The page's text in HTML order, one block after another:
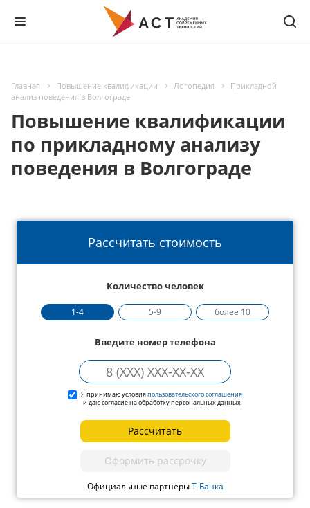
Главная Повышение квалификации Логопедия
Прикладной
анализ поведения в Волгограде
Повышение квалификации
по прикладному анализу
поведения в Волгограде
Рассчитать стоимость
Количество человек
1-4 5-9 более 10
Введите номер телефона
Я принимаю условияпользовательского соглашения
и даю согласие на обработку персональных данных
Рассчитать
Оформить рассрочку
Официальные партнерыТ-Банка